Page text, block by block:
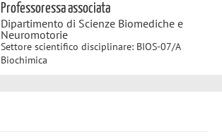
Professoressa associata
Dipartimento di Scienze Biomediche e
Neuromotorie
Settore scientifico disciplinare: BIOS-07/A
Biochimica